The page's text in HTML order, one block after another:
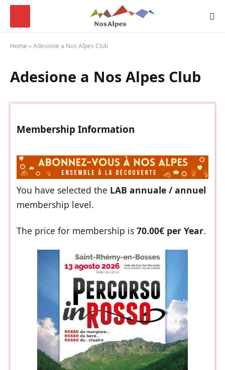
Home »Adesione a Nos Alpes Club
Adesione a Nos Alpes Club
Membership Information
You have selected the LAB annuale / annuel
membership level.
The price for membership is 70.00€ per Year.